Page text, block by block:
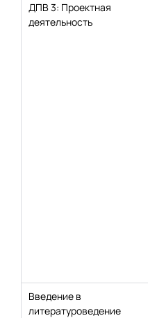
ДПВ 3: Проектная
деятельность
Введение в
литературоведение